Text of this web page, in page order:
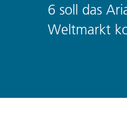
6 soll das
Weltmarkt